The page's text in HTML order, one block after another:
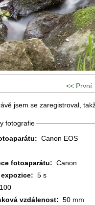
<< První
jsem se zaregistroval,
fotografie
fotoaparátu: Canon
expozice: 5 s
100
vzdálenost: 50 mm